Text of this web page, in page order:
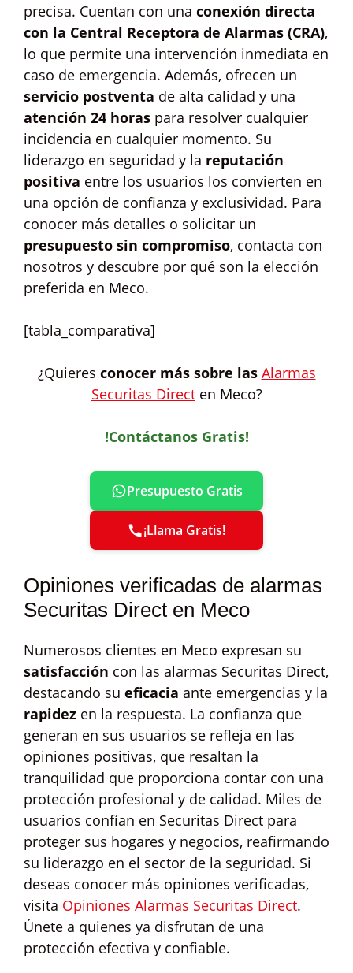
precisa. Cuentan con una conexión directa
con la Central Receptora de Alarmas (CRA),
lo que permite una intervención inmediata en
caso de emergencia. Además, ofrecen un
servicio postventa de alta calidad y una
atención 24 horas para resolver cualquier
incidencia en cualquier momento. Su
liderazgo en seguridad y la reputación
positiva entre los usuarios los convierten en
una opción de confianza y exclusividad. Para
conocer más detalles o solicitar un
presupuesto sin compromiso, contacta con
nosotros y descubre por qué son la elección
preferida en Meco.
[tabla_comparativa]
¿Quieres conocer más sobre las Alarmas
Securitas Directen Meco?
!Contáctanos Gratis!
Presupuesto Gratis
¡Llama Gratis!
Opiniones verificadas de alarmas
Securitas Direct en Meco
Numerosos clientes en Meco expresan su
satisfacción con las alarmas Securitas Direct,
destacando su eficacia ante emergencias y la
rapidez en la respuesta. La confianza que
generan en sus usuarios se refleja en las
opiniones positivas, que resaltan la
tranquilidad que proporciona contar con una
protección profesional y de calidad. Miles de
usuarios confían en Securitas Direct para
proteger sus hogares y negocios, reafirmando
su liderazgo en el sector de la seguridad. Si
deseas conocer más opiniones verificadas,
visita Opiniones Alarmas Securitas Direct.
Únete a quienes ya disfrutan de una
protección efectiva y confiable.